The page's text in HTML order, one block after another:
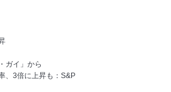
ガイ」から
、3倍に上昇も：S&P